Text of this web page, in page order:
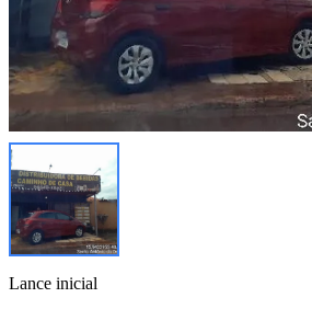
Lance inicial